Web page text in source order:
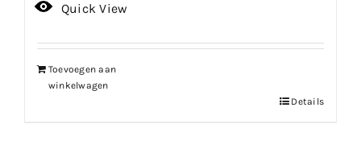
Quick View
Toevoegen aan
winkelwagen
Details